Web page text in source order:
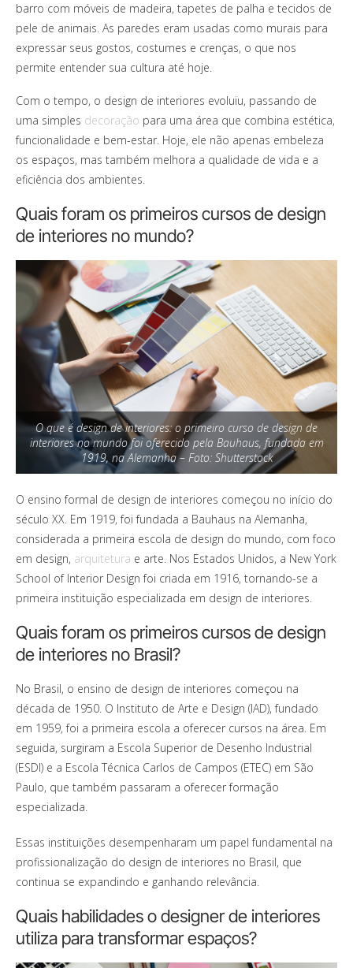
barro com móveis de madeira, tapetes de palha e tecidos de
pele de animais. As paredes eram usadas como murais para
expressar seus gostos, costumes e crenças, o que nos
permite entender sua cultura até hoje.
Com o tempo, o design de interiores evoluiu, passando de
uma simples decoração para uma área que combina estética,
funcionalidade e bem-estar. Hoje, ele não apenas embeleza
os espaços, mas também melhora a qualidade de vida e a
eficiência dos ambientes.
Quais foram os primeiros cursos de design
de interiores no mundo?
O que é design de interiores: o primeiro curso de design de
interiores no mundo foi oferecido pela Bauhaus, fundada em
1919, na Alemanha – Foto: Shutterstock
O ensino formal de design de interiores começou no início do
século XX. Em 1919, foi fundada a Bauhaus na Alemanha,
considerada a primeira escola de design do mundo, com foco
em design, arquitetura e arte. Nos Estados Unidos, a New York
School of Interior Design foi criada em 1916, tornando-se a
primeira instituição especializada em design de interiores.
Quais foram os primeiros cursos de design
de interiores no Brasil?
No Brasil, o ensino de design de interiores começou na
década de 1950. O Instituto de Arte e Design (IAD), fundado
em 1959, foi a primeira escola a oferecer cursos na área. Em
seguida, surgiram a Escola Superior de Desenho Industrial
(ESDI) e a Escola Técnica Carlos de Campos (ETEC) em São
Paulo, que também passaram a oferecer formação
especializada.
Essas instituições desempenharam um papel fundamental na
profissionalização do design de interiores no Brasil, que
continua se expandindo e ganhando relevância.
Quais habilidades o designer de interiores
utiliza para transformar espaços?